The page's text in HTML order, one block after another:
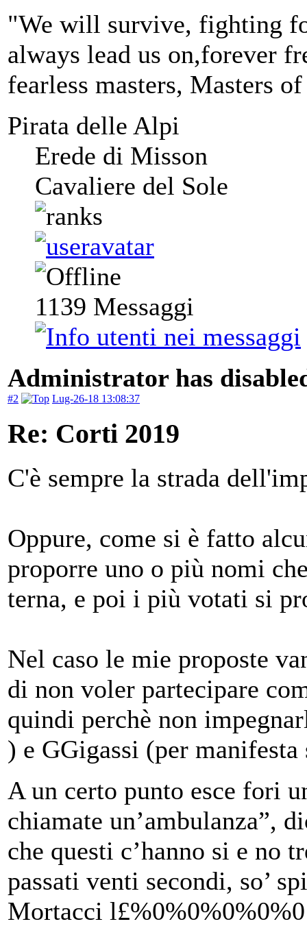
"We will survive, fighting
always lead us on,forever
fearless masters, Masters
Pirata delle Alpi
Erede di Misson
Cavaliere del Sole
1139 Messaggi
Administrator has
#2 Lug-26-18 13:08:37
Re: Corti 2019
C'è sempre la strada
Oppure, come si è fatto
proporre uno o più nomi
terna, e poi i più votati si
Nel caso le mie proposte
di non voler partecipare
quindi perchè non
) e GGigassi (per
A un certo punto esce fori
chiamate un’ambulanza”,
che questi c’hanno si e no
passati venti secondi, so’
Mortacci l£%0%0%0%0%0